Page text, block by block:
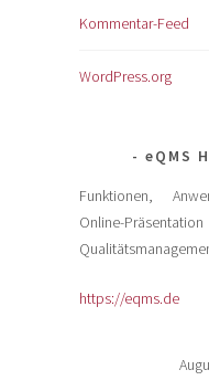
Kommentar-Feed
WordPress.org
eQMS
Funktionen,
Online-
https://eqms.de